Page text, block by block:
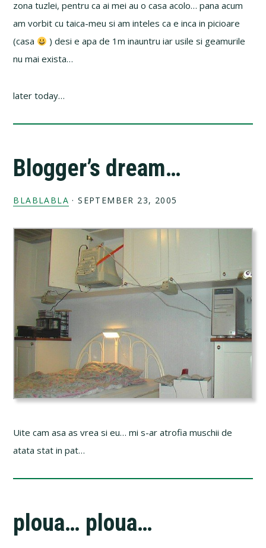
zona tuzlei, pentru ca ai mei au o casa acolo… pana acum
am vorbit cu taica-meu si am inteles ca e inca in picioare
(casa
) desi e apa de 1m inauntru iar usile si geamurile
nu mai exista…
later today…
Blogger’s dream…
BLABLABLA · SEPTEMBER 23, 2005
Uite cam asa as vrea si eu… mi s-ar atrofia muschii de
atata stat in pat…
ploua… ploua…